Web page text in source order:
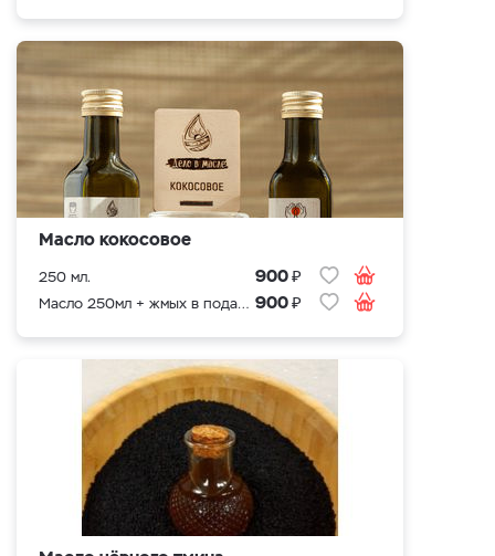
Масло кокосовое
250 мл. 900₽
Масло 250мл + жмых в подарок 900₽